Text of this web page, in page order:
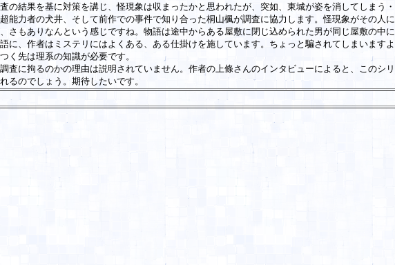
の結果を基に対策を講じ、怪現象は収まったかと思われたが、突如、東城が姿を消してしまう・
能力者の犬井、そして前作での事件で知り合った桐山楓が調査に協力します。怪現象がその人
さもありなんという感じですね。物語は途中からある屋敷に閉じ込められた男が同じ屋敷の中
に、作者はミステリにはよくある、ある仕掛けを施しています。ちょっと騙されてしまいます
く先は理系の知識が必要です。
に拘るのかの理由は説明されていません。作者の上條さんのインタビューによると、このシ
るのでしょう。期待したいです。